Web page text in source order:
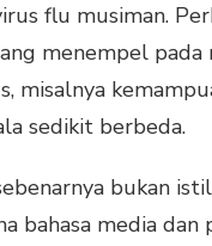
flu musiman.
menempel
misalnya
sedikit berbeda.
bukan
bahasa media